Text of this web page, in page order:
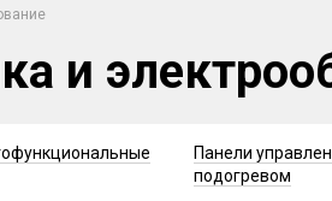
и
Панели
подогревом